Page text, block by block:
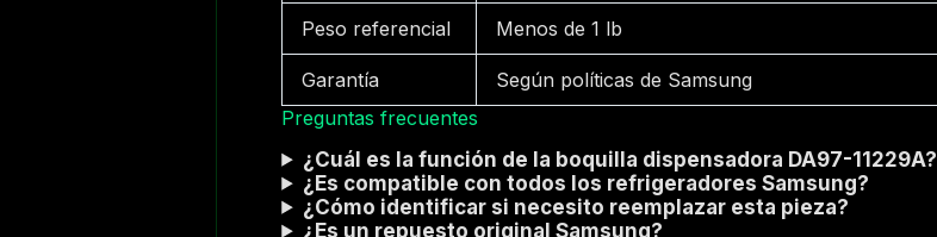
Peso referencial Menos de 1 lb
Garantía
Según políticas de Samsung
Preguntas frecuentes
¿Cuál es la función de la boquilla dispensadora DA97-11229A?
¿Es compatible con todos los refrigeradores Samsung?
¿Cómo identificar si necesito reemplazar esta pieza?
¿Es un repuesto original Samsung?